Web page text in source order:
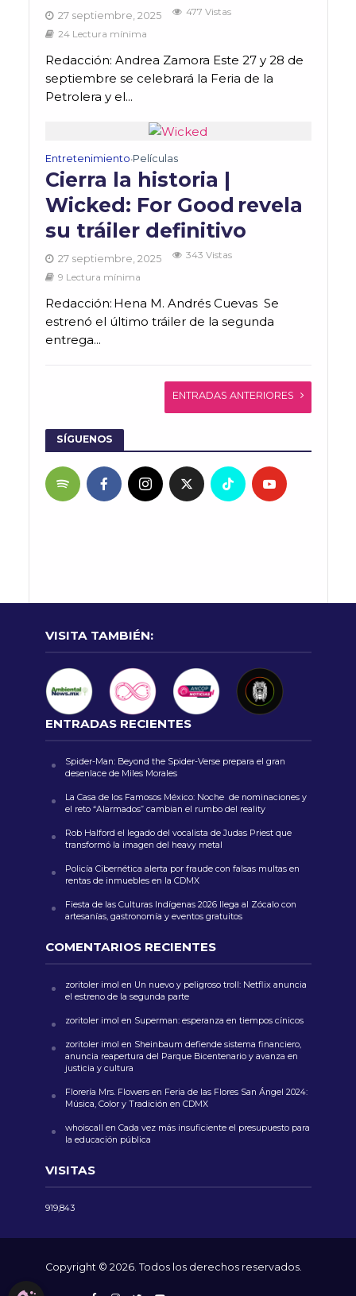
27 septiembre, 2025
477 Vistas
24 Lectura mínima
Redacción: Andrea Zamora Este 27 y 28 de
septiembre se celebrará la Feria de la
Petrolera y el...
Entretenimiento•Películas
Cierra la historia |
Wicked: For Good revela
su tráiler definitivo
27 septiembre, 2025
343 Vistas
9 Lectura mínima
Redacción: Hena M. Andrés Cuevas Se
estrenó el último tráiler de la segunda
entrega...
ENTRADAS ANTERIORES
SÍGUENOS
VISITA TAMBIÉN:
ENTRADAS RECIENTES
Spider-Man: Beyond the Spider-Verse prepara el gran
desenlace de Miles Morales
La Casa de los Famosos México: Noche de nominaciones y
el reto “Alarmados” cambian el rumbo del reality
Rob Halford el legado del vocalista de Judas Priest que
transformó la imagen del heavy metal
Policía Cibernética alerta por fraude con falsas multas en
rentas de inmuebles en la CDMX
Fiesta de las Culturas Indígenas 2026 llega al Zócalo con
artesanías, gastronomía y eventos gratuitos
COMENTARIOS RECIENTES
zoritoler imol en Un nuevo y peligroso troll: Netflix anuncia
el estreno de la segunda parte
zoritoler imol en Superman: esperanza en tiempos cínicos
zoritoler imol en Sheinbaum defiende sistema financiero,
anuncia reapertura del Parque Bicentenario y avanza en
justicia y cultura
Florería Mrs. Flowersen Feria de las Flores San Ángel 2024:
Música, Color y Tradición en CDMX
whoiscall en Cada vez más insuficiente el presupuesto para
la educación pública
VISITAS
919,843
Copyright © 2026. Todos los derechos reservados.